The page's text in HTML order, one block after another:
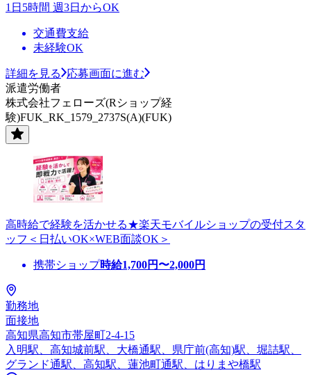
1日5時間 週3日からOK
交通費支給
未経験OK
詳細を見る
応募画面に進む
派遣労働者
株式会社フェローズ(Rショップ経
験)FUK_RK_1579_2737S(A)(FUK)
高時給で経験を活かせる★楽天モバイルショップの受付スタ
ッフ＜日払いOK×WEB面談OK＞
携帯ショップ時給1,700円〜2,000円
勤務地
面接地
高知県高知市帯屋町2-4-15
入明駅、高知城前駅、大橋通駅、県庁前(高知)駅、堀詰駅、
グランド通駅、高知駅、蓮池町通駅、はりまや橋駅